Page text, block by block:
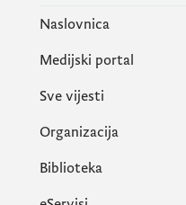
Naslovnica
Medijski portal
Sve vijesti
Organizacija
Biblioteka